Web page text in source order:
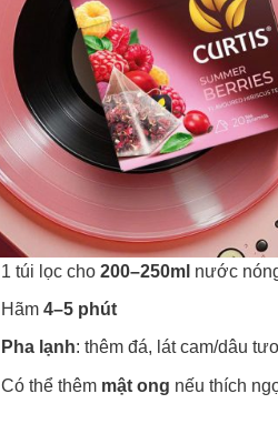
1 túi lọc cho 200–250ml nước
Hãm 4–5 phút
Pha lạnh: thêm đá, lát cam/dâu
Có thể thêm mật ong nếu thích